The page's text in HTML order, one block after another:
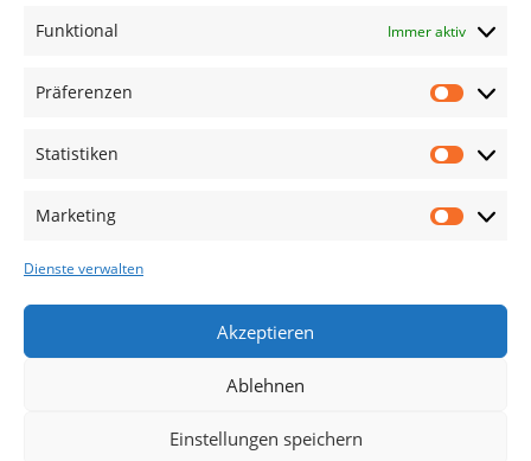
Funktional Immer aktiv
Präferenzen
Statistiken
Marketing
Dienste verwalten
Akzeptieren
Ablehnen
Einstellungen speichern
Lieferung & Rückgabe
Outlet
Cookies
Haftungsausschluss
2025 |design by selyus